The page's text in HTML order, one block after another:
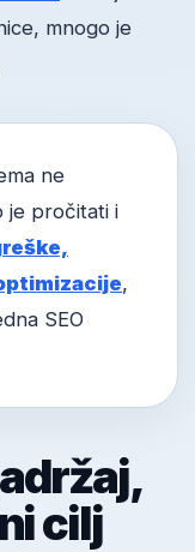
mnogo je
ne
je pročitati i
,
SEO
cilj